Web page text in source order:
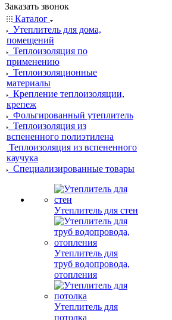
Заказать звонок
Каталог
Утеплитель для дома,
помещений
Теплоизоляция по
применению
Теплоизоляционные
материалы
Крепление теплоизоляции,
крепеж
Фольгированный утеплитель
Теплоизоляция из
вспененного полиэтилена
Теплоизоляция из вспененного
каучука
Специализированные товары
Утеплитель для стен
Утеплитель для
труб водопровода,
отопления
Утеплитель для
потолка